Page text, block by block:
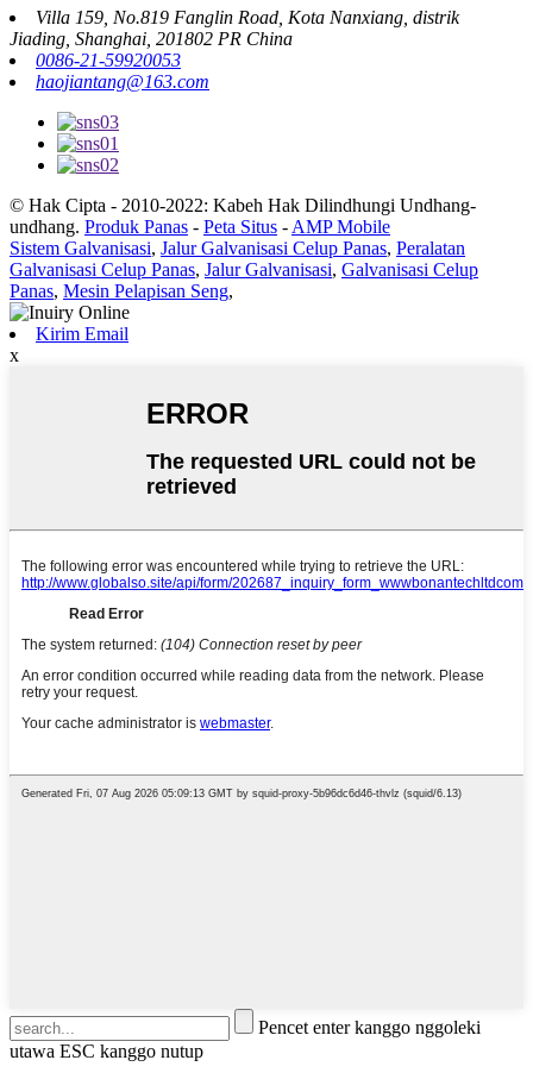
Villa 159, No.819 Fanglin Road, Kota Nanxiang, distrik
Jiading, Shanghai, 201802 PR China
0086-21-59920053
haojiantang@163.com
© Hak Cipta - 2010-2022: Kabeh Hak Dilindhungi Undhang-
undhang. Produk Panas - Peta Situs - AMP Mobile
Sistem Galvanisasi, Jalur Galvanisasi Celup Panas, Peralatan
Galvanisasi Celup Panas, Jalur Galvanisasi, Galvanisasi Celup
Panas, Mesin Pelapisan Seng,
Kirim Email
x
Pencet enter kanggo nggoleki
utawa ESC kanggo nutup